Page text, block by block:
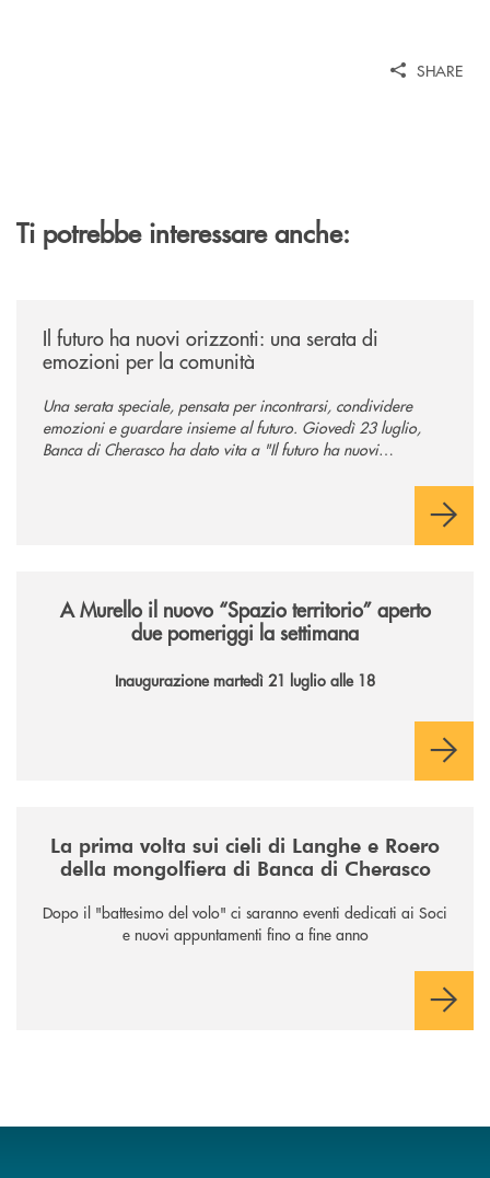
SHARE
Ti potrebbe interessare anche:
Il futuro ha nuovi orizzonti: una serata di
emozioni per la comunità
Una serata speciale, pensata per incontrarsi, condividere
emozioni e guardare insieme al futuro. Giovedì 23 luglio,
Banca di Cherasco ha dato vita a "Il futuro ha nuovi
A Murello il nuovo “Spazio territorio” aperto
due pomeriggi la settimana
Inaugurazione martedì 21 luglio alle 18
La prima volta sui cieli di Langhe e Roero
della mongolfiera di Banca di Cherasco
Dopo il "battesimo del volo" ci saranno eventi dedicati ai Soci
e nuovi appuntamenti fino a fine anno